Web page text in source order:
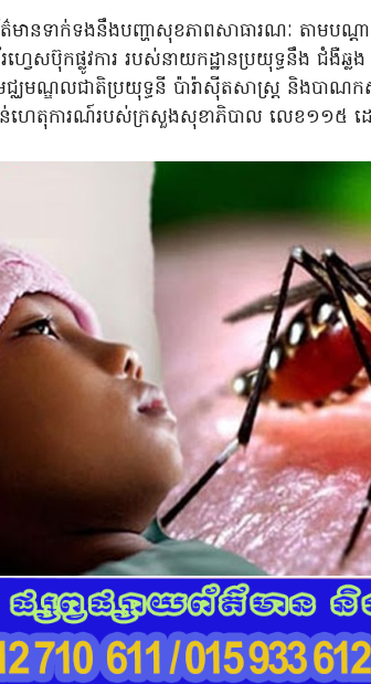
នទាក់ទងនឹងបញ្ហាសុខភាពសាធារណៈ តាមបណ្ត
វេសប៊ុកផ្លូវការ របស់នាយកដ្ឋានប្រយុទ្ធនឹង ជំងឺឆ្
មណ្ឌលជាតិប្រយុទ្ធនី ប៉ារ៉ាស៊ីតសាស្ត្រ និងបាណក
ាន់ហេតុការណ៍របស់ក្រសួងសុខាភិបាល លេខ១១៥